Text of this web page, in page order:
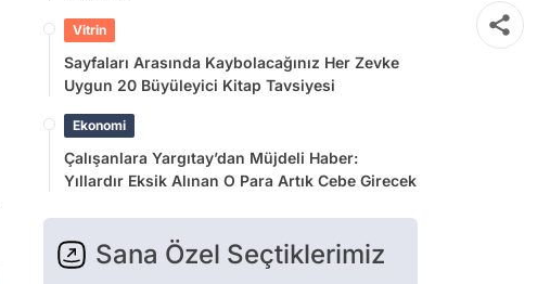
Vitrin
Sayfaları Arasında Kaybolacağınız Her Zevke
Uygun 20 Büyüleyici Kitap Tavsiyesi
Ekonomi
Çalışanlara Yargıtay’dan Müjdeli Haber:
Yıllardır Eksik Alınan O Para Artık Cebe Girecek
Sana Özel Seçtiklerimiz